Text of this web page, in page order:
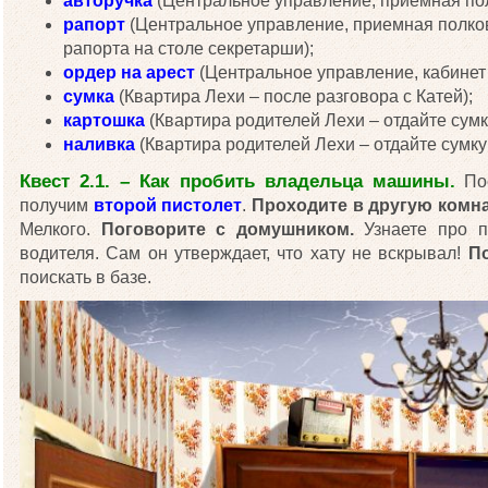
рапорт (Центральное управление, приемная
рапорта на столе секретарши);
ордер на арест (Центральное управление,
сумка (Квартира Лехи – после разговора с Катей);
картошка (Квартира родителей Лехи – отдайте
наливка (Квартира родителей Лехи – отдайте
Квест 2.1. – Как пробить владельца машины.
получим второй пистолет. Проходите в другую
Мелкого.
Поговорите с домушником.Узнаете про
водителя. Сам он утверждает, что хату не вскрывал!
поискать в базе.